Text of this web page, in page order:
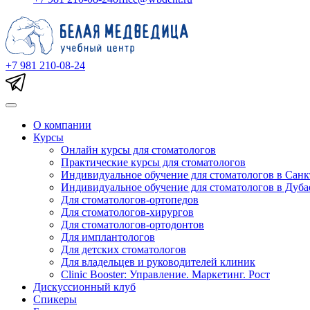
+7 981 210-08-24
О компании
Курсы
Онлайн курсы для стоматологов
Практические курсы для стоматологов
Индивидуальное обучение для стоматологов в
Индивидуальное обучение для стоматологов в
Для стоматологов-ортопедов
Для стоматологов-хирургов
Для стоматологов-ортодонтов
Для имплантологов
Для детских стоматологов
Для владельцев и руководителей клиник
Clinic Booster: Управление. Маркетинг. Рост
Дискуссионный клуб
Спикеры